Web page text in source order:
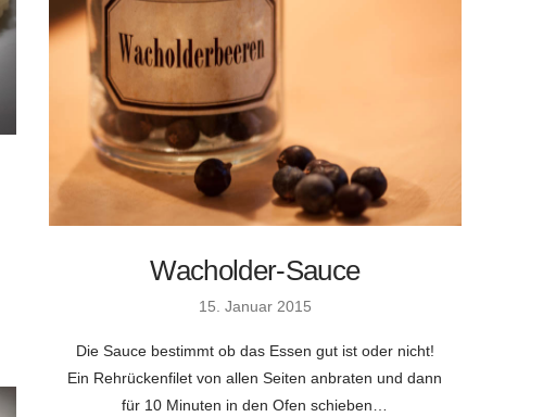
Wacholder-Sauce
15. Januar 2015
Die Sauce bestimmt ob das Essen gut ist oder nicht!
Ein Rehrückenfilet von allen Seiten anbraten und dann
für 10 Minuten in den Ofen schieben…